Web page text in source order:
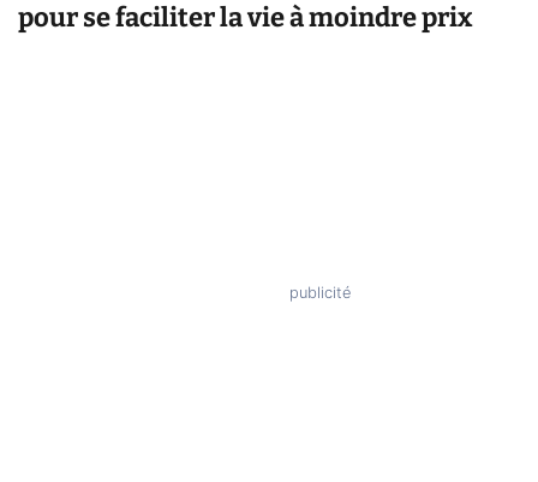
pour se faciliter la vie à moindre prix